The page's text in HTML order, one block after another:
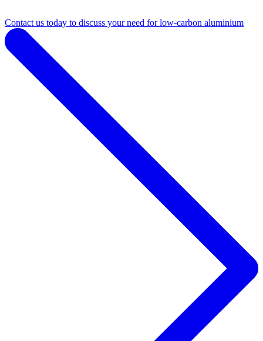
Contact us today to discuss your need for low-carbon aluminium